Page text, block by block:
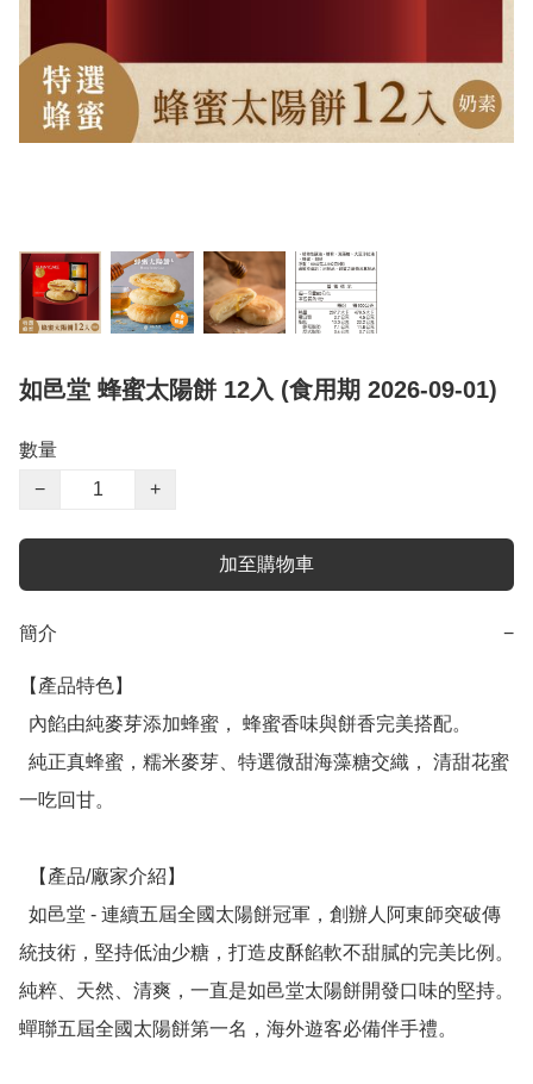
如邑堂 蜂蜜太陽餅 12入 (食用期 2026-09-01)
數量
−
+
加至購物車
簡介 −
【產品特色】
一吃回甘。
統技術，堅持低油少糖，打造皮酥餡軟不甜膩的完美比例。
純粹、天然、清爽，一直是如邑堂太陽餅開發口味的堅持。
蟬聯五屆全國太陽餅第一名，海外遊客必備伴手禮。